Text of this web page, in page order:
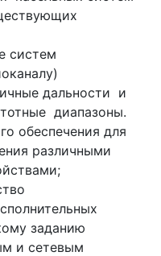
систем
дальности и
диапазоны.
обеспечения для
различными
заданию
и сетевым